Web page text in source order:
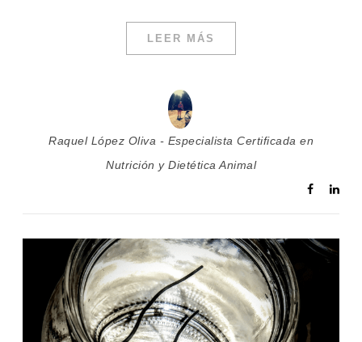
LEER MÁS
Raquel López Oliva - Especialista Certificada en
Nutrición y Dietética Animal